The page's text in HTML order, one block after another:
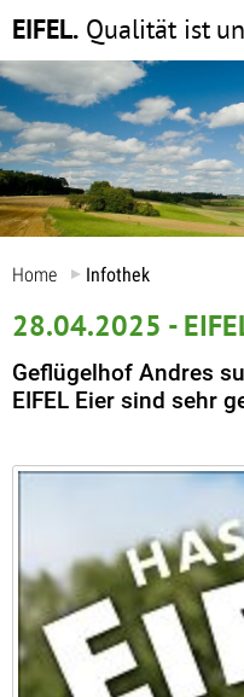
Home Infothek
28.04.2025 -
Geflügelhof Andres
EIFEL Eier sind sehr
EIFEL. Qualität ist